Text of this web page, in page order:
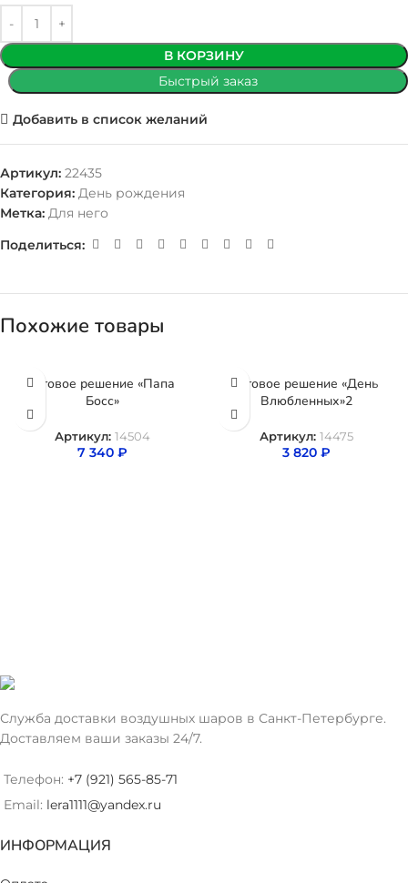
В КОРЗИНУ
Быстрый заказ
Добавить в список желаний
Артикул: 22435
Категория: День рождения
Метка: Для него
Поделиться:
Похожие товары
Готовое решение «Папа
Босс»
Артикул: 14504
7 340 ₽
Готовое решение «День
Влюбленных»2
Артикул: 14475
3 820 ₽
Служба доставки воздушных шаров в Санкт-Петербурге.
Доставляем ваши заказы 24/7.
Телефон: +7 (921) 565-85-71
Email: lera1111@yandex.ru
ИНФОРМАЦИЯ